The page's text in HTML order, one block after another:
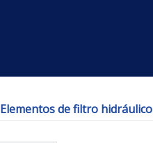
Elementos de filtro hidráulico